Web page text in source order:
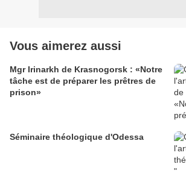
Vous aimerez aussi
Mgr Irinarkh de Krasnogorsk : «Notre
tâche est de préparer les prêtres de
prison»
Séminaire théologique d'Odessa